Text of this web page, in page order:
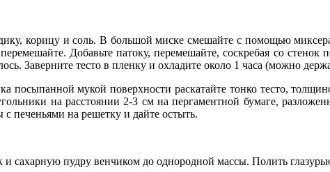
корицу и соль. В большой миске смешайте с помощью
Добавьте патоку, перемешайте, соскребая со
Заверните тесто в пленку и охладите около 1 часа (можно
посыпанной мукой поверхности раскатайте тонко тесто,
на расстоянии 2-3 см на пергаментной бумаге,
печеньями на решетку и дайте остыть.
сахарную пудру венчиком до однородной массы. Полить